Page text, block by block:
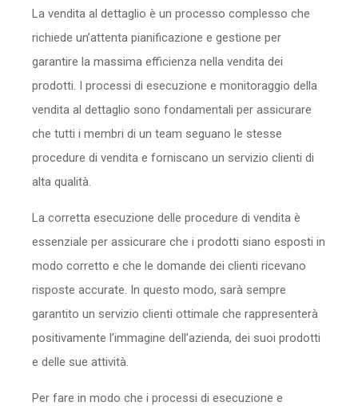
La vendita al dettaglio è un processo complesso che
richiede un’attenta pianificazione e gestione per
garantire la massima efficienza nella vendita dei
prodotti. I processi di esecuzione e monitoraggio della
vendita al dettaglio sono fondamentali per assicurare
che tutti i membri di un team seguano le stesse
procedure di vendita e forniscano un servizio clienti di
alta qualità.
La corretta esecuzione delle procedure di vendita è
essenziale per assicurare che i prodotti siano esposti in
modo corretto e che le domande dei clienti ricevano
risposte accurate. In questo modo, sarà sempre
garantito un servizio clienti ottimale che rappresenterà
positivamente l’immagine dell’azienda, dei suoi prodotti
e delle sue attività.
Per fare in modo che i processi di esecuzione e